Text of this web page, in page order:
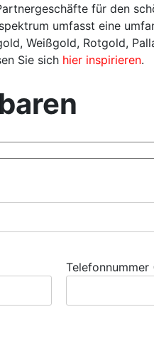
für den
umfasst eine
Weißgold, Rotgold,
Sie sich hier inspirieren.
Telefonnummer